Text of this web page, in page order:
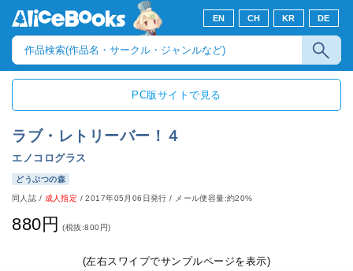
EN CH KR DE
PC版サイトで見る
ラブ・レトリーバー！４
エノコログラス
どうぶつの森
同人誌 / 成人指定 /2017年05月06日発行 / メール便容量:約20%
880円 (税抜:800円)
(左右スワイプでサンプルページを表示)